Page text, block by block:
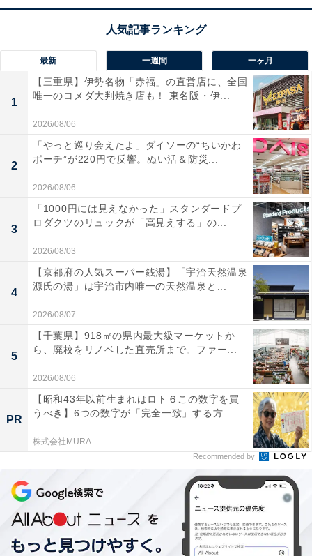
ワークライフバランスの概念は、1980年代のアメリカが
発祥だといわれています。この頃から女性労働者が増
え、政府が仕事と育児の両立を支援するようになりまし
た。子育てをしながらでも仕事に取り組める仕組み作り
そのものが、ワークライフバランスの始まりだといわれ
ています。当時の政府の政策には「ワーク・ファミリ
ー・バランス」や「ワーク・ファミリー・プログラム」
ワークライフバランスの類語とそれぞれの意味を紹介し
ます。
・類語（1）ワークライフインテグレーション
ワークライフインテグレーションは、ワークライフバラ
最新 一週間 一ヶ月
1
【三重県】伊勢名物「赤福」の直営店に、全国
唯一のコメダ大判焼き店も！ 東名阪・伊...
2026/08/06
2
「やっと巡り会えたよ」ダイソーの“ちいかわ
ポーチ”が220円で反響。ぬい活＆防災...
2026/08/06
3
「1000円には見えなかった」スタンダードプ
ロダクツのリュックが「高見えする」の...
2026/08/03
4
【京都府の人気スーパー銭湯】「宇治天然温泉
源氏の湯」は宇治市内唯一の天然温泉と...
2026/08/07
5
【千葉県】918㎡の県内最大級マーケットか
ら、廃校をリノベした直売所まで。ファー...
2026/08/06
PR
【昭和43年以前生まれはロト６この数字を買
うべき】6つの数字が「完全一致」する方...
株式会社MURA
Recommended by